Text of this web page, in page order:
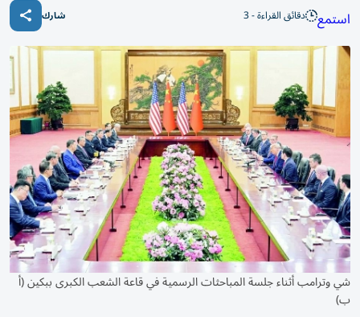
استمع دقائق القراءة - 3 شارك
شي وترامب أثناء جلسة المباحثات الرسمية في قاعة الشعب الكبرى ببكين (أ
ب)